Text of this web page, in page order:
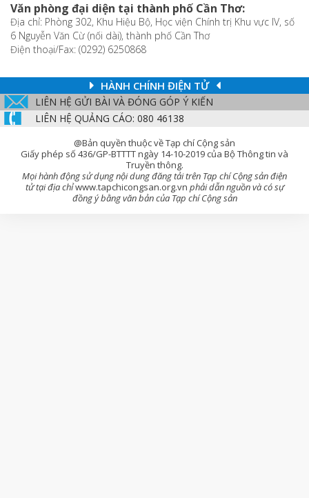
Văn phòng đại diện tại thành phố Cần Thơ:
Địa chỉ: Phòng 302, Khu Hiệu Bộ, Học viện Chính trị Khu vực IV, số
6 Nguyễn Văn Cừ (nối dài), thành phố Cần Thơ
Điện thoại/Fax: (0292) 6250868
HÀNH CHÍNH ĐIỆN TỬ
LIÊN HỆ GỬI BÀI VÀ ĐÓNG GÓP Ý KIẾN
LIÊN HỆ QUẢNG CÁO: 080 46138
@Bản quyền thuộc về Tạp chí Cộng sản
Giấy phép số 436/GP-BTTTT ngày 14-10-2019 của Bộ Thông tin và
Truyền thông.
Mọi hành động sử dụng nội dung đăng tải trên Tạp chí Cộng sản điện
tử tại địa chỉwww.tapchicongsan.org.vn phải dẫn nguồn và có sự
đồng ý bằng văn bản của Tạp chí Cộng sản